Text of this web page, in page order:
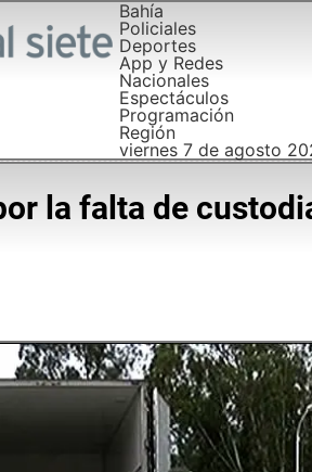
Bahía
Policiales
Deportes
App y Redes
Nacionales
Espectáculos
Programación
Región
viernes 7 de agosto
la falta de